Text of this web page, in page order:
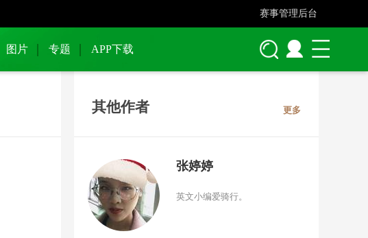
赛事管理后台
图片 专题 APP下载
其他作者 更多
张婷婷
英文小编爱骑行。